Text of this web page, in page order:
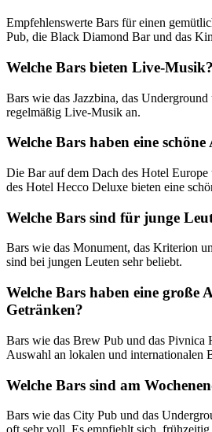
Empfehlenswerte Bars für einen
Pub, die Black Diamond Bar und das
Welche Bars bieten Live-Musik?
Bars wie das Jazzbina, das Underground
regelmäßig Live-Musik an.
Welche Bars haben eine schöne
Die Bar auf dem Dach des Hotel
des Hotel Hecco Deluxe bieten eine
Welche Bars sind für junge
Bars wie das Monument, das Kriterion
sind bei jungen Leuten sehr beliebt.
Welche Bars haben eine große
Getränken?
Bars wie das Brew Pub und das Pivnica
Auswahl an lokalen und internationalen
Welche Bars sind am
Bars wie das City Pub und das